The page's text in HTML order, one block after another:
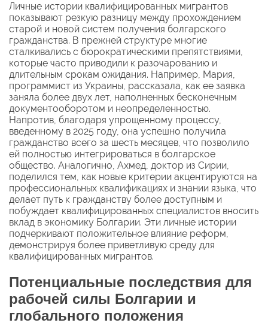
Личные истории квалифицированных мигрантов
показывают резкую разницу между прохождением
старой и новой систем получения болгарского
гражданства. В прежней структуре многие
сталкивались с бюрократическими препятствиями,
которые часто приводили к разочарованию и
длительным срокам ожидания. Например, Мария,
программист из Украины, рассказала, как ее заявка
заняла более двух лет, наполненных бесконечным
документооборотом и неопределенностью.
Напротив, благодаря упрощенному процессу,
введенному в 2025 году, она успешно получила
гражданство всего за шесть месяцев, что позволило
ей полностью интегрироваться в болгарское
общество. Аналогично, Ахмед, доктор из Сирии,
поделился тем, как новые критерии акцентируются на
профессиональных квалификациях и знании языка, что
делает путь к гражданству более доступным и
побуждает квалифицированных специалистов вносить
вклад в экономику Болгарии. Эти личные истории
подчеркивают положительное влияние реформ,
демонстрируя более приветливую среду для
квалифицированных мигрантов.
Потенциальные последствия для
рабочей силы Болгарии и
глобального положения